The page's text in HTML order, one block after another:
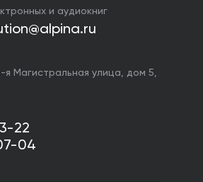
и аудиокниг
я Магистральная улица, дом 5,
22
04